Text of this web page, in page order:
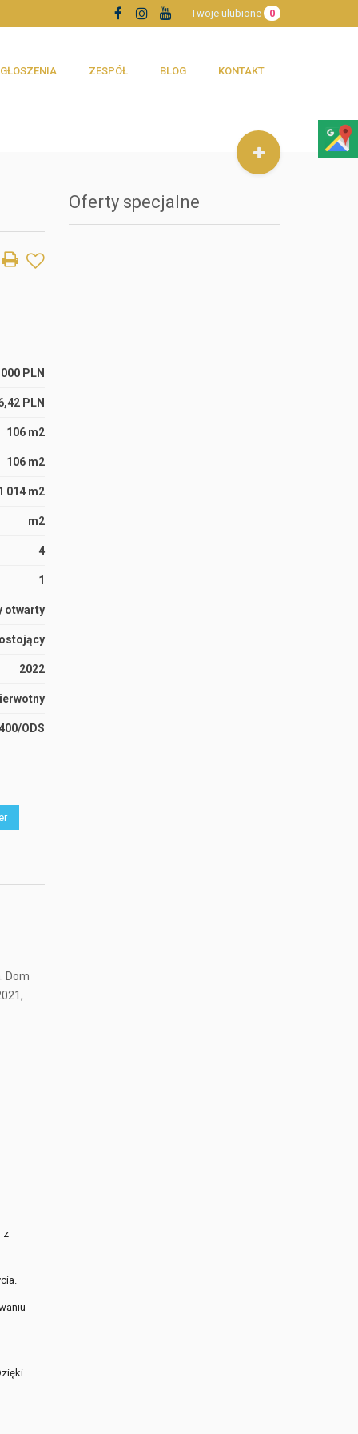
Twoje ulubione 0
ZESPÓŁ BLOG KONTAKT
PLN
PLN
106 m2
106 m2
014 m2
m2
4
1
otwarty
2022
ODS
Dom
z
Oferty specjalne